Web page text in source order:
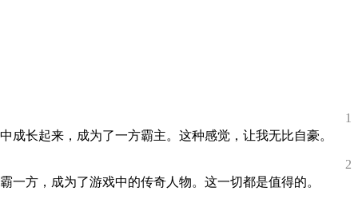
1
长起来，成为了一方霸主。这种感觉，让我无比自豪。
2
方，成为了游戏中的传奇人物。这一切都是值得的。